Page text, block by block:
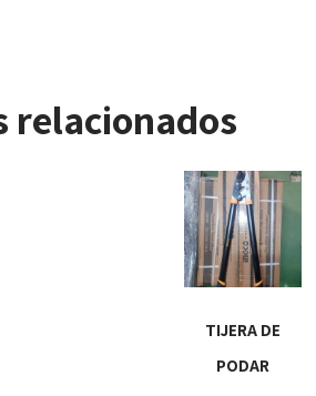
relacionados
TIJERA DE
PODAR